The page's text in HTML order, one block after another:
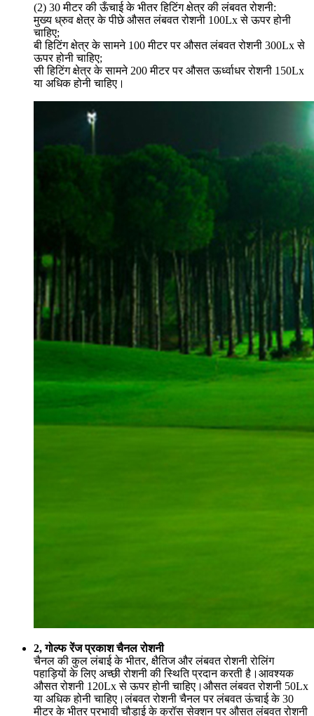
(2) 30 मीटर की ऊँचाई के भीतर हिटिंग क्षेत्र की लंबवत रोशनी:
मुख्य ध्रुव क्षेत्र के पीछे औसत लंबवत रोशनी 100Lx से ऊपर होनी
चाहिए;
बी हिटिंग क्षेत्र के सामने 100 मीटर पर औसत लंबवत रोशनी 300Lx से
ऊपर होनी चाहिए;
सी हिटिंग क्षेत्र के सामने 200 मीटर पर औसत ऊर्ध्वाधर रोशनी 150Lx
या अधिक होनी चाहिए।
2, गोल्फ रेंज प्रकाश चैनल रोशनी
चैनल की कुल लंबाई के भीतर, क्षैतिज और लंबवत रोशनी रोलिंग
पहाड़ियों के लिए अच्छी रोशनी की स्थिति प्रदान करती है।आवश्यक
औसत रोशनी 120Lx से ऊपर होनी चाहिए।औसत लंबवत रोशनी 50Lx
या अधिक होनी चाहिए।लंबवत रोशनी चैनल पर लंबवत ऊंचाई के 30
मीटर के भीतर प्रभावी चौड़ाई के क्रॉस सेक्शन पर औसत लंबवत रोशनी